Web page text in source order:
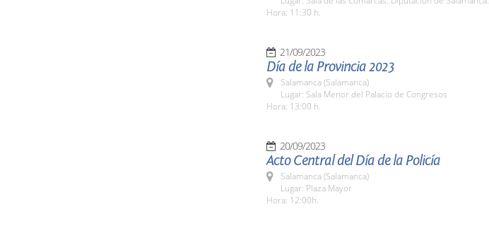
Hora: 11:30 h.
21/09/2023
Día de la Provincia 2023
Salamanca (Salamanca)
Lugar: Sala Menor del Palacio de Congresos
Hora: 13:00 h.
20/09/2023
Acto Central del Día de la Policía
Salamanca (Salamanca)
Lugar: Plaza Mayor
Hora: 12:00h.